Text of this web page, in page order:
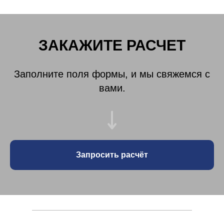
ЗАКАЖИТЕ РАСЧЕТ
Заполните поля формы, и мы свяжемся с
вами.
Запросить расчёт